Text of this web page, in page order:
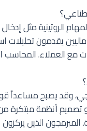
الروتينية مثل
يقدمون تحليلات
مع العملاء. المحاسب
وقد يصبح مساعداً
تصميم أنظمة
المبرمجون الذين